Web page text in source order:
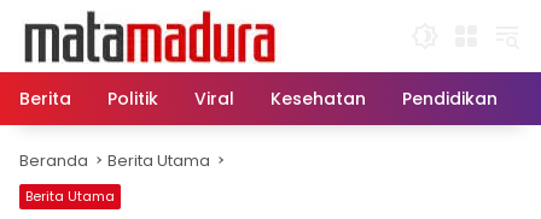
konten
Berita
Politik Viral Kesehatan Pendidikan
Beranda Berita Utama
Berita Utama